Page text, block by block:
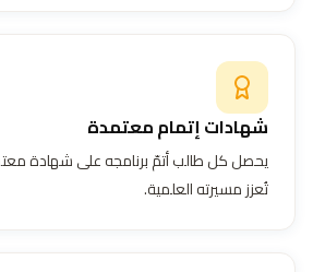
شهادات إتمام معتمدة
يحصل كل طالب أتمّ برنامجه على شهادة
تُعزز مسيرته العلمية.